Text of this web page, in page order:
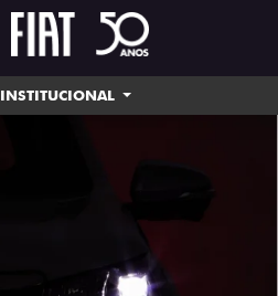
INSTITUCIONAL